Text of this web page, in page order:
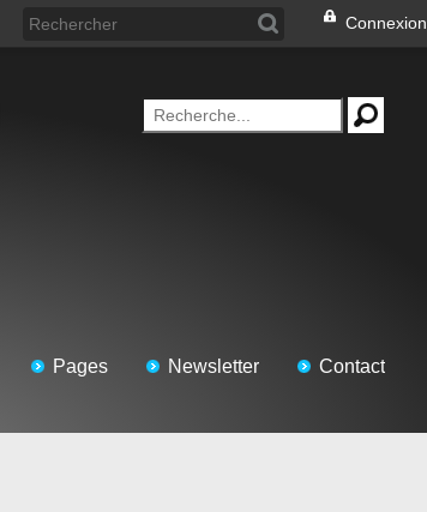
Connexion
Pages Newsletter Contact